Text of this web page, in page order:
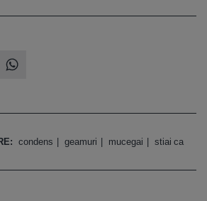
condens geamuri mucegai stiai ca